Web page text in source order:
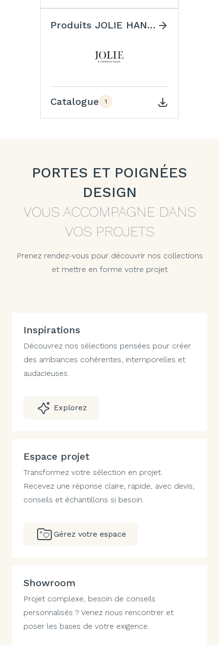
Produits JOLIE HANDLES
Catalogue 1
PORTES ET POIGNÉES
DESIGN
VOUS ACCOMPAGNE DANS
VOS PROJETS
Prenez rendez-vous pour découvrir nos collections
et mettre en forme votre projet
Inspirations
Découvrez nos sélections pensées pour créer
des ambiances cohérentes, intemporelles et
audacieuses.
Explorez
Espace projet
Transformez votre sélection en projet.
Recevez une réponse claire, rapide, avec devis,
conseils et échantillons si besoin.
Gérez votre espace
Showroom
Projet complexe, besoin de conseils
personnalisés ? Venez nous rencontrer et
poser les bases de votre exigence.